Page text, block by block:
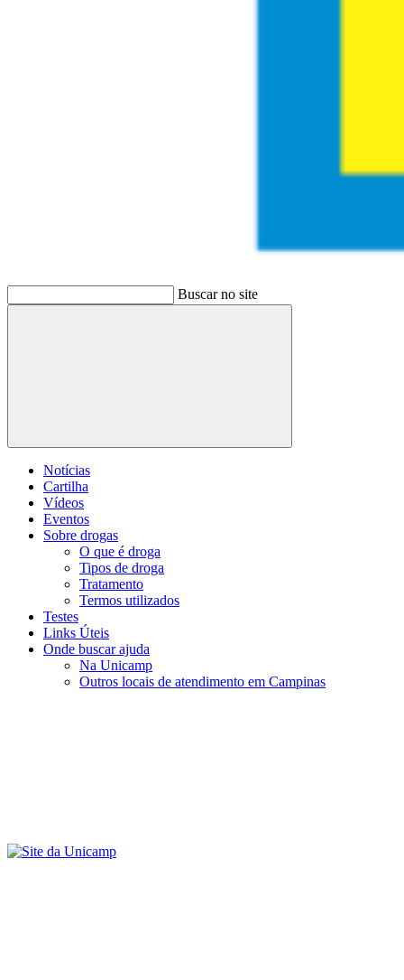
Buscar no site
Buscar
Notícias
Cartilha
Vídeos
Eventos
Sobre drogas
O que é droga
Tipos de droga
Tratamento
Termos utilizados
Testes
Links Úteis
Onde buscar ajuda
Na Unicamp
Outros locais de atendimento em Campinas